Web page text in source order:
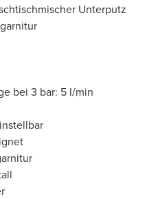
Unterputz
bei 3 bar: 5 l/min